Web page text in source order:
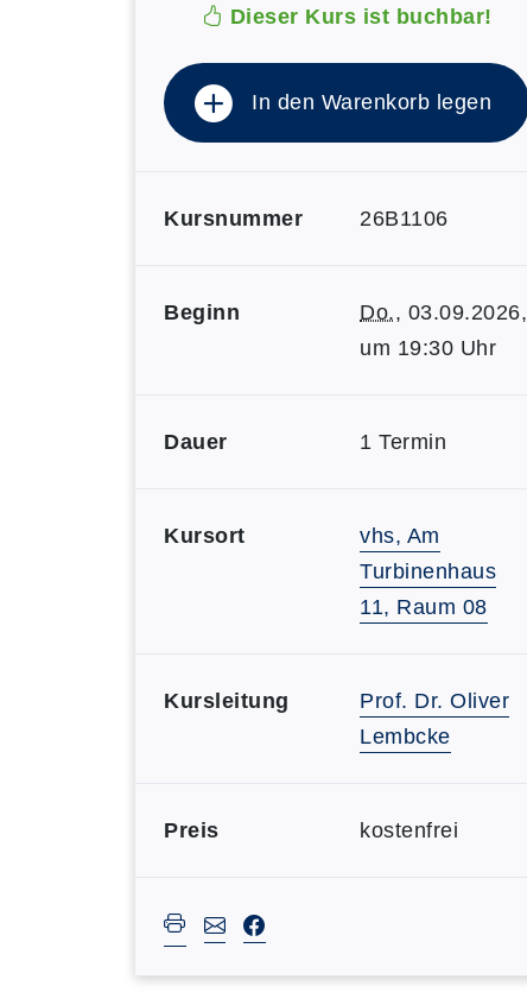
Dieser Kurs ist buchbar!
In den Warenkorb legen
Kursnummer 26B1106
Beginn Do., 03.09.2026,
um 19:30 Uhr
Dauer 1 Termin
Kursort
vhs, Am
Turbinenhaus
11, Raum 08
Kursleitung
Prof. Dr. Oliver
Lembcke
Preis kostenfrei